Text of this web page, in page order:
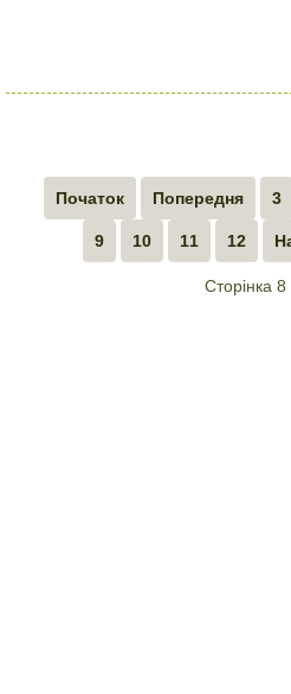
Початок Попередня 3
9 10 11 12
Сторінка 8